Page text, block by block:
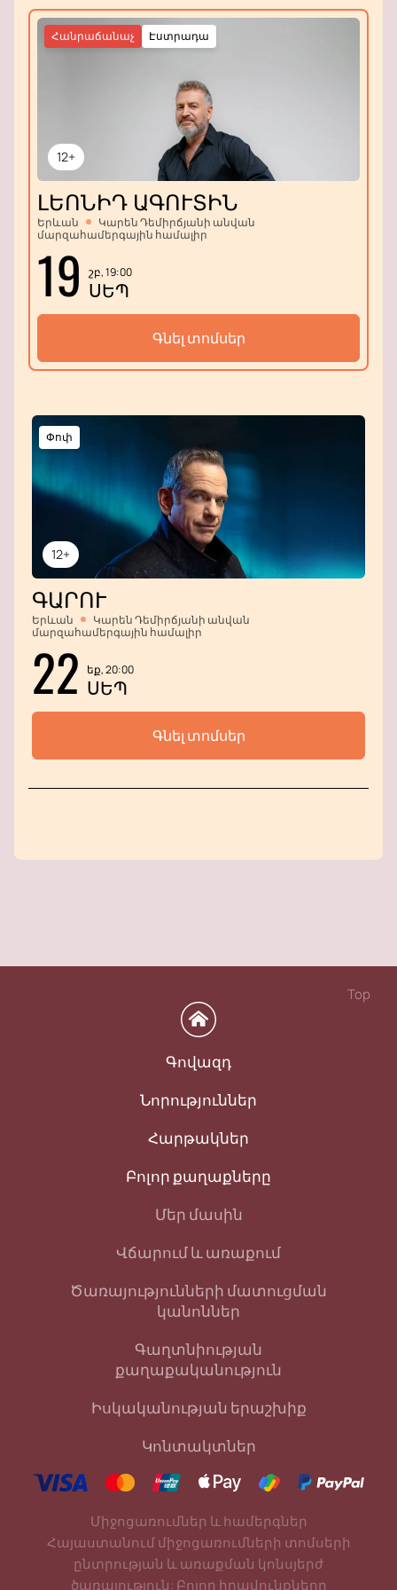
12+
Էստրադա
Հանրաճանաչ
ԼԵՈՆԻԴ ԱԳՈՒՏԻՆ
Երևան
Կարեն Դեմիրճյանի անվան
մարզահամերգային համալիր
19 շբ, 19:00
ՍԵՊ
Գնել տոմսեր
12+
Փոփ
ԳԱՐՈՒ
Երևան
Կարեն Դեմիրճյանի անվան
մարզահամերգային համալիր
22 եք, 20:00
ՍԵՊ
Գնել տոմսեր
Top
Գովազդ
Նորություններ
Հարթակներ
Բոլոր քաղաքները
Մեր մասին
Վճարում և առաքում
Ծառայությունների մատուցման
կանոններ
Գաղտնիության
քաղաքականություն
Իսկականության երաշխիք
Կոնտակտներ
Միջոցառումներ և համերգներ
Հայաստանում միջոցառումների տոմսերի
ընտրության և առաքման կոնսյերժ
ծառայություն: Բոլոր իրավունքները